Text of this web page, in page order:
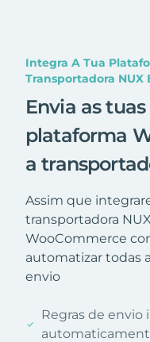
Integra A Tua
Transportadora NUX
Envia as
plataforma
a
Assim que
transportadora
WooCommerce
automatizar todas
envio
Regras de envio